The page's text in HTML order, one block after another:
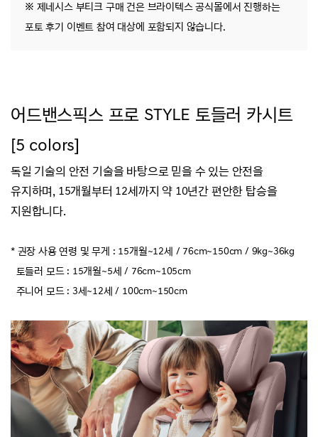
※ 제네시스 부티크 구매 건은 브라이텍스 공식몰에서 진행하는
포토 후기 이벤트 참여 대상에 포함되지 않습니다.
어드밴스픽스 프로 STYLE 토들러 카시트
[5 colors]
독일 기술의 안전 기술을 바탕으로 믿을 수 있는 안전을
유지하며, 15개월부터 12세까지 약 10년간 편안한 탑승을
지원합니다.
* 권장 사용 연령 및 무게 : 15개월~12세 / 76cm~150cm / 9kg~36kg
토들러 모드 : 15개월~5세 / 76cm~105cm
주니어 모드 : 3세~12세 / 100cm~150cm